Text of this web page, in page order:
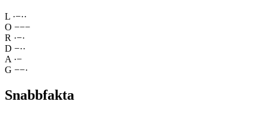
L ·−··
O −−−
R ·−·
D −··
A ·−
G −−·
Snabbfakta